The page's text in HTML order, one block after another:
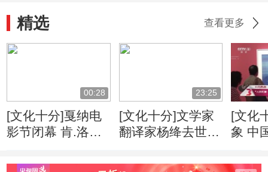
精选 查看更多
00:28
[文化十分]戛纳电
影节闭幕 肯.洛奇
23:25
[文化十分]文学家
翻译家杨绛去世
[文化
象 中
在国